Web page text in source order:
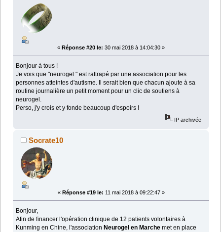
« Réponse #20 le: 30 mai 2018 à 14:04:30 »
Bonjour à tous !
Je vois que "neurogel " est rattrapé par une association pour les
personnes atteintes d'autisme. Il serait bien que chacun ajoute à sa
routine journalière un petit moment pour un clic de soutiens à
neurogel.
Perso, j'y crois et y fonde beaucoup d'espoirs !
IP archivée
Socrate10
« Réponse #19 le: 11 mai 2018 à 09:22:47 »
Bonjour,
Afin de financer l'opération clinique de 12 patients volontaires à
Kunming en Chine, l'association Neurogel en Marche met en place